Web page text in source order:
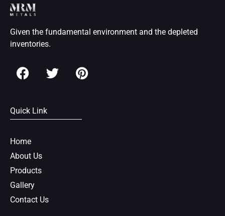
Given the fundamental environment and the depleted
inventories.
F
a
e
b
o
k
T
w
t
P
i
e
Quick Link
Home
About Us
Products
Gallery
Contact Us